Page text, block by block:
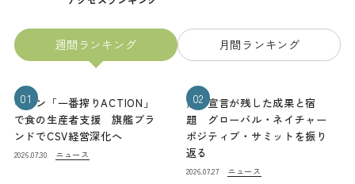
週間ランキング 月間ランキング
01
キリン「一番搾りACTION」
で食の生産者支援 旗艦ブラ
ンドでCSV経営深化へ
2026.07.30 ニュース
02
熊本宣言が残した成果と宿
題 グローバル・ネイチャー
ポジティブ・サミットを振り
返る
2026.07.27 ニュース